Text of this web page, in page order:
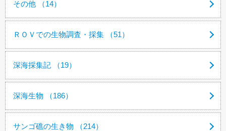
その他 （14）
ＲＯＶでの生物調査・採集 （51）
深海採集記 （19）
深海生物 （186）
サンゴ礁の生き物 （214）